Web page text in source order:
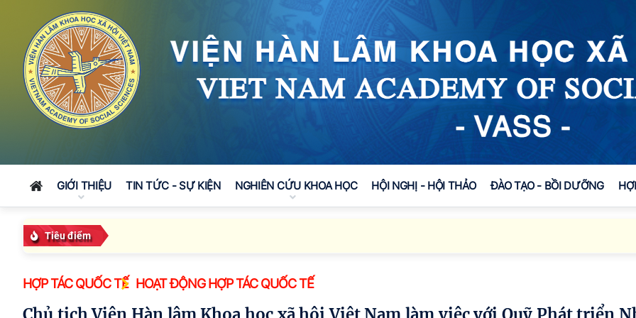
GIỚI THIỆU TIN TỨC - SỰ KIỆN NGHIÊN CỨU KHOA HỌC HỘI NGHỊ - HỘI THẢO ĐÀO TẠO - BỒI DƯỠNG
Tiêu điểm
HỢP TÁC QUỐC TẾ HOẠT ĐỘNG HỢP TÁC QUỐC TẾ